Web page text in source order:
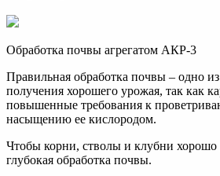
Обработка почвы агрегатом АКР-3
Правильная обработка почвы – одно
получения хорошего урожая, так как
повышенные требования к
насыщению ее кислородом.
Чтобы корни, стволы и клубни хорошо
глубокая обработка почвы.